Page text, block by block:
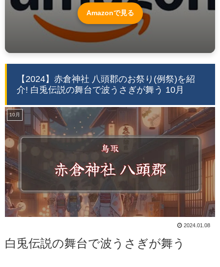
Amazonで見る
【2024】赤倉神社 八頭郡のお祭り(例祭)を紹
介! 白兎伝説の舞台で波うさぎが舞う 10月
10月
2024.01.08
白兎伝説の舞台で波うさぎが舞う